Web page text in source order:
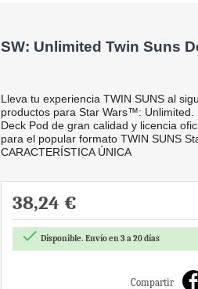
SW: Unlimited Twin Suns
Lleva tu experiencia TWIN SUNS al
productos para Star Wars™:
Deck Pod de gran calidad y licencia
para el popular formato TWIN SUNS
CARACTERÍSTICA ÚNICA
38,24 €
 Disponible. Envío en 3 a 20 días
Compartir